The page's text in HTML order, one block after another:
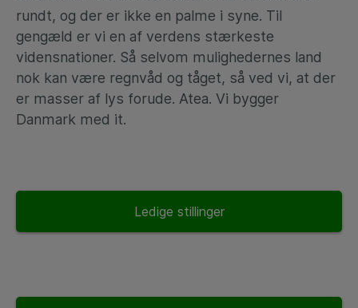
rundt, og der er ikke en palme i syne. Til
gengæld er vi en af verdens stærkeste
vidensnationer. Så selvom mulighedernes land
nok kan være regnvåd og tåget, så ved vi, at der
er masser af lys forude. Atea. Vi bygger
Danmark med it.
Ledige stillinger